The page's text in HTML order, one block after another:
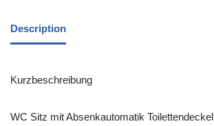
Description
Kurzbeschreibung
WC Sitz mit Absenkautomatik Toilettendeckel